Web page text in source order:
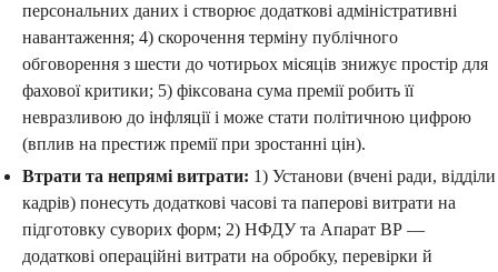
персональних даних і створює додаткові адміністративні
навантаження; 4) скорочення терміну публічного
обговорення з шести до чотирьох місяців знижує простір для
фахової критики; 5) фіксована сума премії робить її
невразливою до інфляції і може стати політичною цифрою
(вплив на престиж премії при зростанні цін).
Втрати та непрямі витрати: 1) Установи (вчені ради, відділи
кадрів) понесуть додаткові часові та паперові витрати на
підготовку суворих форм; 2) НФДУ та Апарат ВР —
додаткові операційні витрати на обробку, перевірки й